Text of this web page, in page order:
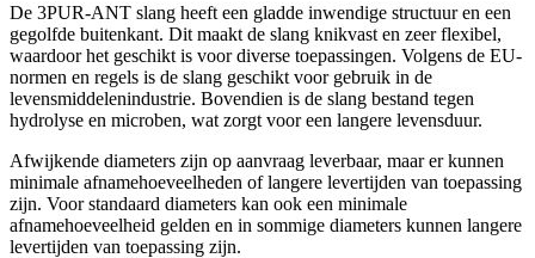
De 3PUR-ANT slang heeft een gladde inwendige structuur en een
gegolfde buitenkant. Dit maakt de slang knikvast en zeer flexibel,
waardoor het geschikt is voor diverse toepassingen. Volgens de EU-
normen en regels is de slang geschikt voor gebruik in de
levensmiddelenindustrie. Bovendien is de slang bestand tegen
hydrolyse en microben, wat zorgt voor een langere levensduur.
Afwijkende diameters zijn op aanvraag leverbaar, maar er kunnen
minimale afnamehoeveelheden of langere levertijden van toepassing
zijn. Voor standaard diameters kan ook een minimale
afnamehoeveelheid gelden en in sommige diameters kunnen langere
levertijden van toepassing zijn.